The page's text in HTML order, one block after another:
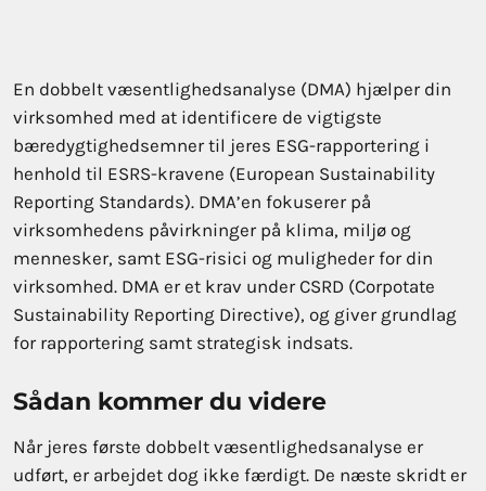
En dobbelt væsentlighedsanalyse (DMA) hjælper din
virksomhed med at identificere de vigtigste
bæredygtighedsemner til jeres ESG-rapportering i
henhold til ESRS-kravene (European Sustainability
Reporting Standards). DMA’en fokuserer på
virksomhedens påvirkninger på klima, miljø og
mennesker, samt ESG-risici og muligheder for din
virksomhed. DMA er et krav under CSRD (Corpotate
Sustainability Reporting Directive), og giver grundlag
for rapportering samt strategisk indsats.
Sådan kommer du videre
Når jeres første dobbelt væsentlighedsanalyse er
udført, er arbejdet dog ikke færdigt. De næste skridt er